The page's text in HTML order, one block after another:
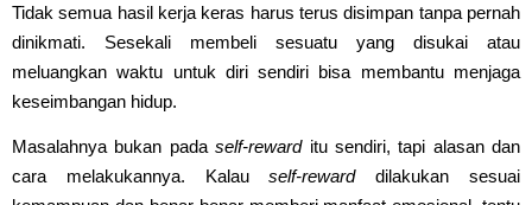
Tidak semua hasil kerja keras harus terus disimpan tanpa pernah
dinikmati. Sesekali membeli sesuatu yang disukai atau
meluangkan waktu untuk diri sendiri bisa membantu menjaga
keseimbangan hidup.
Masalahnya bukan padaself-rewarditu sendiri, tapi alasan dan
cara melakukannya. Kalauself-rewarddilakukan sesuai